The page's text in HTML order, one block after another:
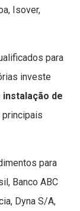
Isover,
para
investe
instalação de
principais
para
Banco ABC
Dyna S/A,